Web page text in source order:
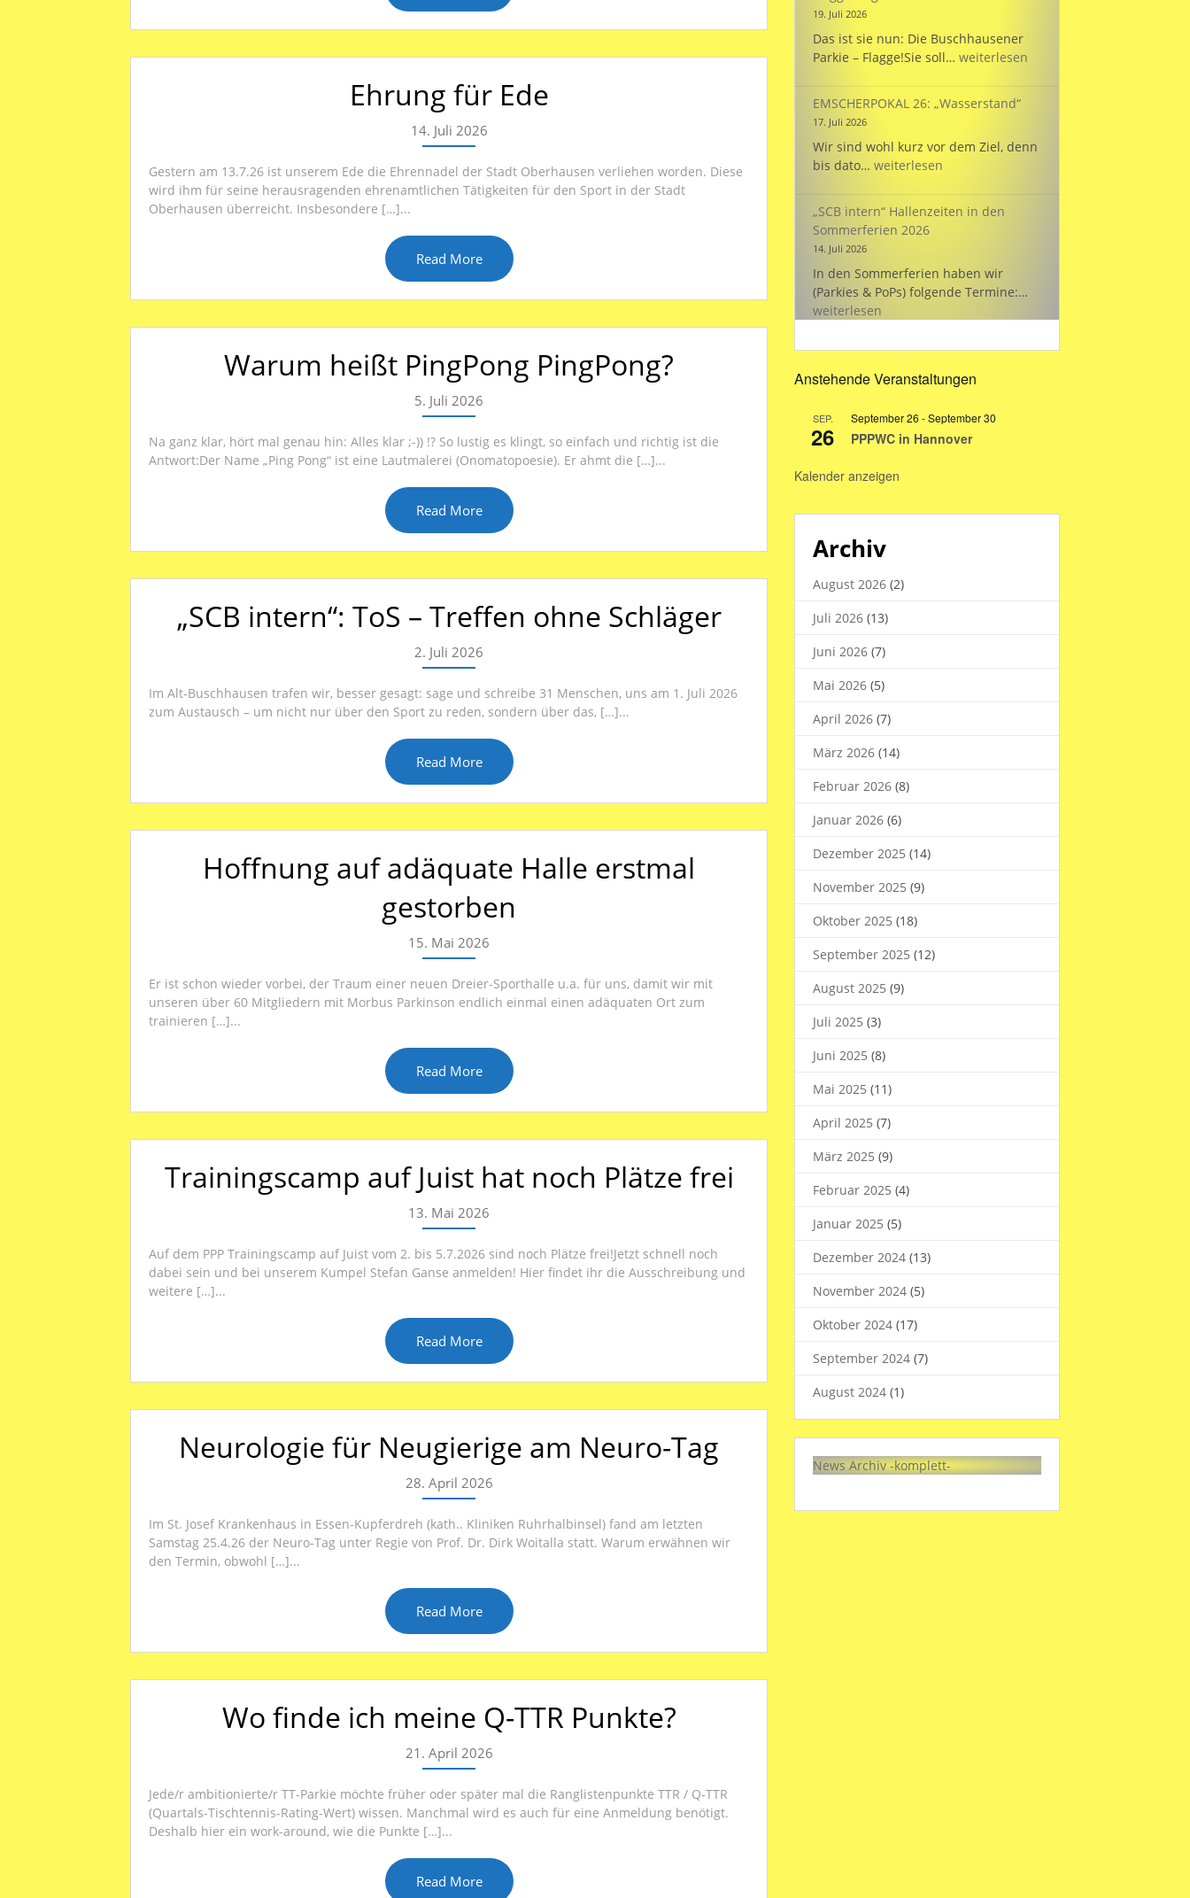
Ehrung für Ede
14. Juli 2026
Gestern am 13.7.26 ist unserem Ede die Ehrennadel der Stadt Oberhausen verliehen worden. Diese
wird ihm für seine herausragenden ehrenamtlichen Tätigkeiten für den Sport in der Stadt
Oberhausen überreicht. Insbesondere […]...
Read More
Warum heißt PingPong PingPong?
5. Juli 2026
Na ganz klar, hört mal genau hin: Alles klar ;-)) !? So lustig es klingt, so einfach und richtig ist die
Antwort:Der Name „Ping Pong“ ist eine Lautmalerei (Onomatopoesie). Er ahmt die […]...
Read More
„SCB intern“: ToS – Treffen ohne Schläger
2. Juli 2026
Im Alt-Buschhausen trafen wir, besser gesagt: sage und schreibe 31 Menschen, uns am 1. Juli 2026
zum Austausch – um nicht nur über den Sport zu reden, sondern über das, […]...
Read More
Hoffnung auf adäquate Halle erstmal
gestorben
15. Mai 2026
Er ist schon wieder vorbei, der Traum einer neuen Dreier-Sporthalle u.a. für uns, damit wir mit
unseren über 60 Mitgliedern mit Morbus Parkinson endlich einmal einen adäquaten Ort zum
trainieren […]...
Read More
Trainingscamp auf Juist hat noch Plätze frei
13. Mai 2026
Auf dem PPP Trainingscamp auf Juist vom 2. bis 5.7.2026 sind noch Plätze frei!Jetzt schnell noch
dabei sein und bei unserem Kumpel Stefan Ganse anmelden! Hier findet ihr die Ausschreibung und
weitere […]...
Read More
Neurologie für Neugierige am Neuro-Tag
28. April 2026
Im St. Josef Krankenhaus in Essen-Kupferdreh (kath.. Kliniken Ruhrhalbinsel) fand am letzten
Samstag 25.4.26 der Neuro-Tag unter Regie von Prof. Dr. Dirk Woitalla statt. Warum erwähnen wir
den Termin, obwohl […]...
Read More
Wo finde ich meine Q-TTR Punkte?
21. April 2026
Jede/r ambitionierte/r TT-Parkie möchte früher oder später mal die Ranglistenpunkte TTR / Q-TTR
(Quartals-Tischtennis-Rating-Wert) wissen. Manchmal wird es auch für eine Anmeldung benötigt.
Deshalb hier ein work-around, wie die Punkte […]...
Read More
der
WM
für
die
19. Juli 2026
Das ist sie nun: Die Buschhausener
Parkie – Flagge!Sie soll… Flagge
weiterlesen
EMSCHERPOKAL 26: „Wasserstand“
17. Juli 2026
Wir sind wohl kurz vor dem Ziel, denn
bis dato… EMSCHERPOKAL
weiterlesen
„SCB intern“ Hallenzeiten in den
Sommerferien 2026
14. Juli 2026
In den Sommerferien haben wir
(Parkies & PoPs) folgende Termine:…
in
weiterlesen
Anstehende Veranstaltungen
SEP.
26
September 26 -September 30
PPPWC in Hannover
Kalender anzeigen
Archiv
August 2026 (2)
Juli 2026 (13)
Juni 2026 (7)
Mai 2026 (5)
April 2026 (7)
März 2026 (14)
Februar 2026 (8)
Januar 2026 (6)
Dezember 2025 (14)
November 2025 (9)
Oktober 2025 (18)
September 2025 (12)
August 2025 (9)
Juli 2025 (3)
Juni 2025 (8)
Mai 2025 (11)
April 2025 (7)
März 2025 (9)
Februar 2025 (4)
Januar 2025 (5)
Dezember 2024 (13)
November 2024 (5)
Oktober 2024 (17)
September 2024 (7)
August 2024 (1)
News Archiv -komplett-